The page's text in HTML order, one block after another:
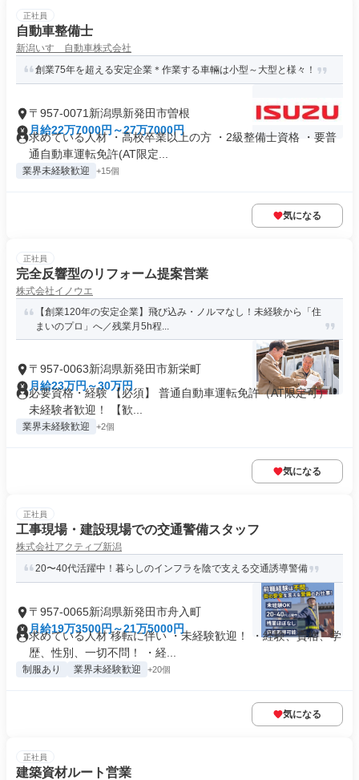
正社員
自動車整備士
新潟いすゞ自動車株式会社
創業75年を超える安定企業＊作業する車輛は小型～大型と様々！
〒957-0071新潟県新発田市曽根
月給22万7000円～27万7000円
求めている人材 ・高校卒業以上の方 ・2級整備士資格 ・要普
通自動車運転免許(AT限定...
業界未経験歓迎 +15個
気になる
正社員
完全反響型のリフォーム提案営業
株式会社イノウエ
【創業120年の安定企業】飛び込み・ノルマなし！未経験から「住
まいのプロ」へ／残業月5h程...
〒957-0063新潟県新発田市新栄町
月給23万円～30万円
必要資格・経験 【必須】 普通自動車運転免許（AT限定可）
未経験者歓迎！ 【歓...
業界未経験歓迎 +2個
気になる
正社員
工事現場・建設現場での交通警備スタッフ
株式会社アクティブ新潟
20〜40代活躍中！暮らしのインフラを陰で支える交通誘導警備
〒957-0065新潟県新発田市舟入町
月給19万3500円～21万5000円
求めている人材 移転に伴い ・未経験歓迎！ ・経験、資格、学
歴、性別、一切不問！ ・経...
制服あり 業界未経験歓迎 +20個
気になる
正社員
建築資材ルート営業